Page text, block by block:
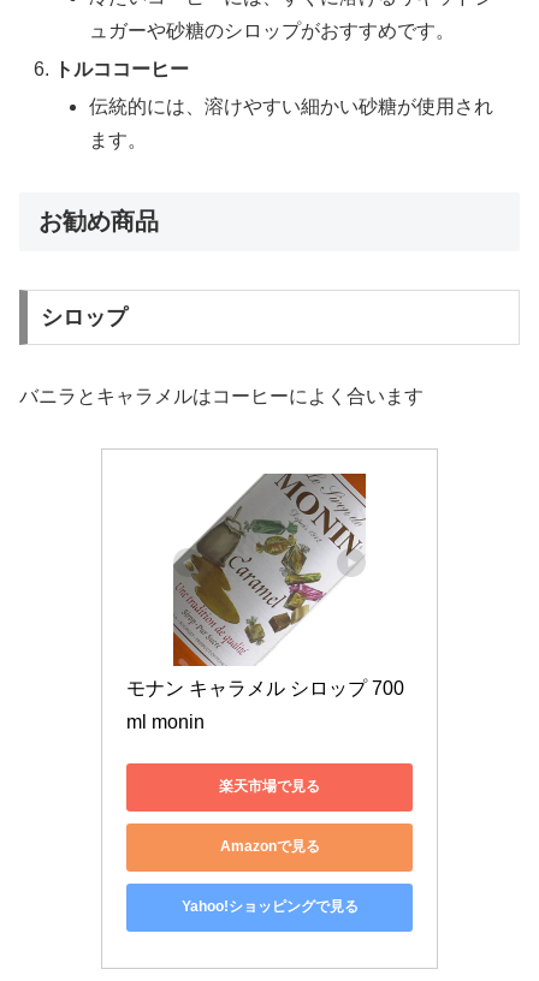
ュガーや砂糖のシロップがおすすめです。
トルココーヒー
伝統的には、溶けやすい細かい砂糖が使用され
ます。
お勧め商品
シロップ
バニラとキャラメルはコーヒーによく合います
モナン キャラメル シロップ 700
ml monin
楽天市場で見る
Amazonで見る
Yahoo!ショッピングで見る